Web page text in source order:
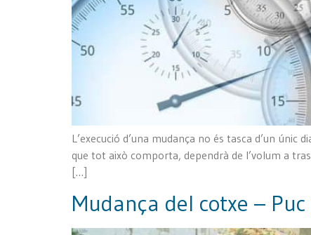
L’execució d’una mudança no és tasca d’un
que tot això comporta, dependrà de l’volum a
[…]
Mudança del cotxe –